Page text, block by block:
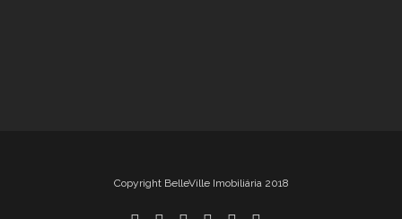
Copyright BelleVille Imobiliária 2018